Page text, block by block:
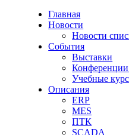
Главная
Новости
Новости
События
Выставки
Учебные
Описания
ERP
MES
ПТК
SCADA